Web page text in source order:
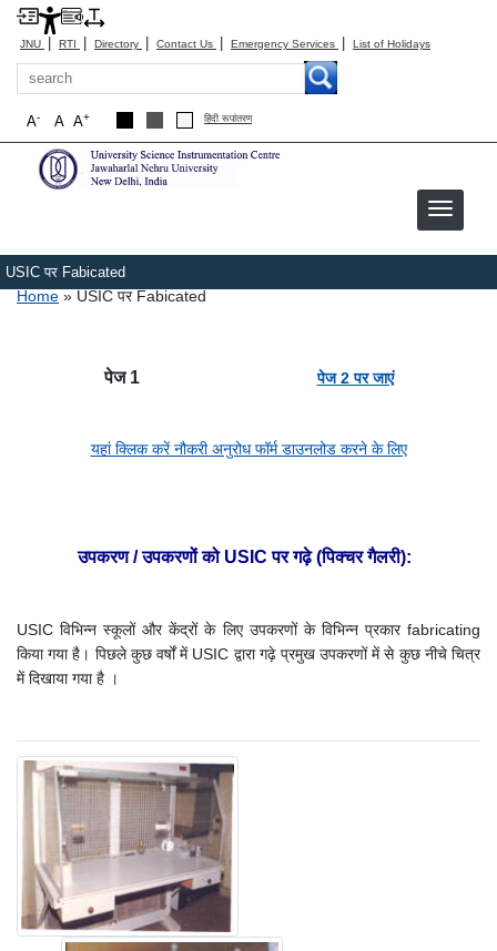
JNU | RTI | Directory | Contact Us | Emergency Services | List of Holidays
Search
A+
A
A- हिंदी रूपांतरण
USIC पर Fabicated
Breadcrumb
Home USIC पर Fabicated
पेज 1पेज 2 पर जाएं
यहां क्लिक करें नौकरी अनुरोध फॉर्म डाउनलोड करने के लिए
उपकरण / उपकरणों को USIC पर गढ़े(पिक्चर गैलरी):
USIC विभिन्न स्कूलों और केंद्रों के लिए उपकरणों के विभिन्न प्रकार fabricating
किया गया है। पिछले कुछ वर्षों में USIC द्वारा गढ़े प्रमुख उपकरणों में से कुछ नीचे चित्र
में दिखाया गया है ।